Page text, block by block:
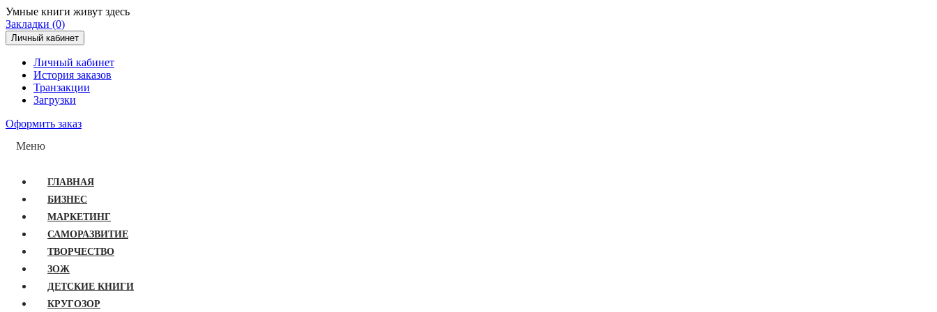
Умные книги живут здесь
Закладки (0)
Личный кабинет
Личный кабинет
История заказов
Транзакции
Загрузки
Оформить заказ
Меню
ГЛАВНАЯ
БИЗНЕС
МАРКЕТИНГ
САМОРАЗВИТИЕ
ТВОРЧЕСТВО
ЗОЖ
ДЕТСКИЕ КНИГИ
КРУГОЗОР